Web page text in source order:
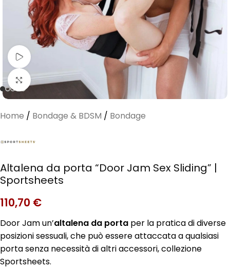
Guarda il video
Clicca per ingrandire
Home / Bondage & BDSM / Bondage
Altalena da porta “Door Jam Sex Sliding” |
Sportsheets
110,70 €
Door Jam un’altalena da porta per la pratica di diverse
posizioni sessuali, che può essere attaccata a qualsiasi
porta senza necessità di altri accessori, collezione
Sportsheets.